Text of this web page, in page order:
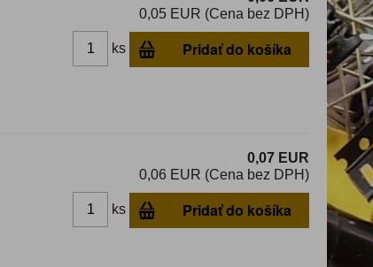
0,05 EUR (Cena bez DPH)
ks Pridať do košíka
0,07 EUR
0,06 EUR (Cena bez DPH)
ks Pridať do košíka